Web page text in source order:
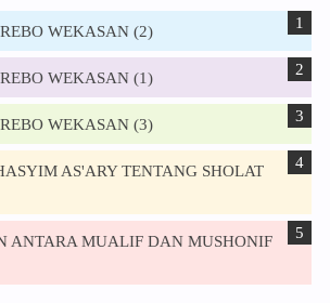
WEKASAN (2)
WEKASAN (1)
WEKASAN (3)
AS'ARY TENTANG SHOLAT
ANTARA MUALIF DAN MUSHONIF